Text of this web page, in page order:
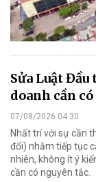
Sửa Luật
doanh cần
07/08/2026 04:30
Nhất trí với sự cần
đổi) nhằm tiếp tục
nhiên, không ít ý
cần có nguyên tắc.